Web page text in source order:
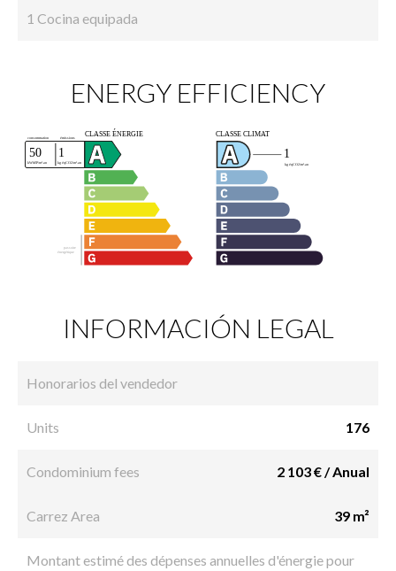
1 Cocina equipada
ENERGY EFFICIENCY
INFORMACIÓN LEGAL
Honorarios del vendedor
Units 176
Condominium fees 2 103 € / Anual
Carrez Area 39 m²
Montant estimé des dépenses annuelles d'énergie pour